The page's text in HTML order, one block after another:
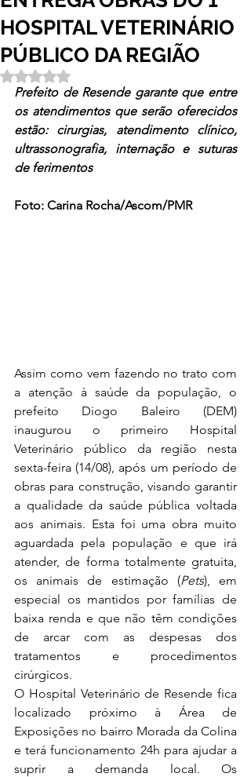
HOSPITAL VETERINÁRIO
PÚBLICO DA REGIÃO
Avaliado com NaN de 5 estrelas.
Prefeito de Resende garante que entre
os atendimentos que serão oferecidos
estão: cirurgias, atendimento clínico,
ultrassonografia, internação e suturas
de ferimentos
Foto: Carina Rocha/Ascom/PMR
Assim como vem fazendo no trato com
a atenção à saúde da população, o
prefeito Diogo Baleiro (DEM)
inaugurou o primeiro Hospital
Veterinário público da região nesta
sexta-feira (14/08), após um período de
obras para construção, visando garantir
a qualidade da saúde pública voltada
aos animais. Esta foi uma obra muito
aguardada pela população e que irá
atender, de forma totalmente gratuita,
os animais de estimação (Pets), em
especial os mantidos por famílias de
baixa renda e que não têm condições
de arcar com as despesas dos
tratamentos e procedimentos
cirúrgicos.
O Hospital Veterinário de Resende fica
localizado próximo à Área de
Exposições no bairro Morada da Colina
e terá funcionamento 24h para ajudar a
suprir a demanda local. Os